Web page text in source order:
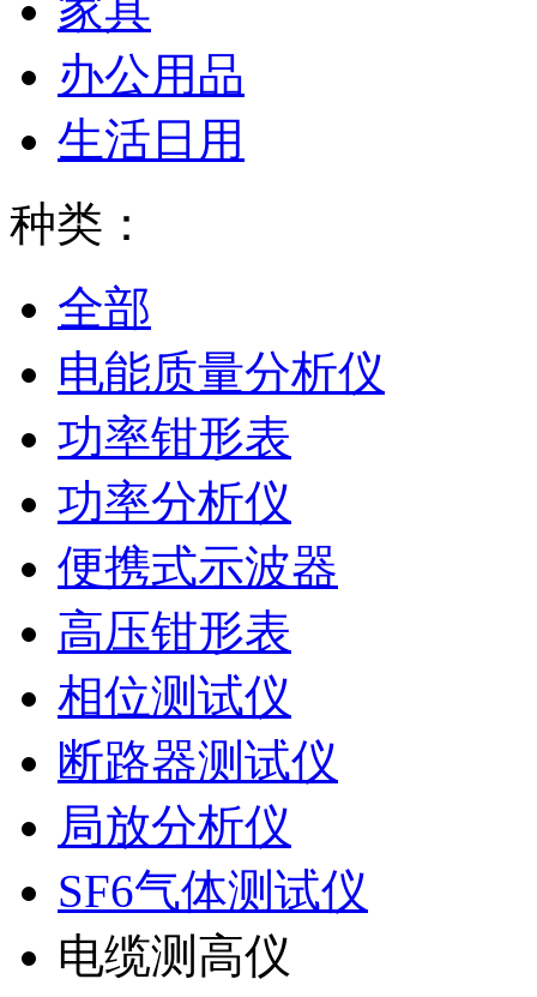
办公用品
生活日用
种类：
全部
电能质量分析仪
功率钳形表
功率分析仪
便携式示波器
高压钳形表
相位测试仪
断路器测试仪
局放分析仪
SF6气体测试仪
电缆测高仪